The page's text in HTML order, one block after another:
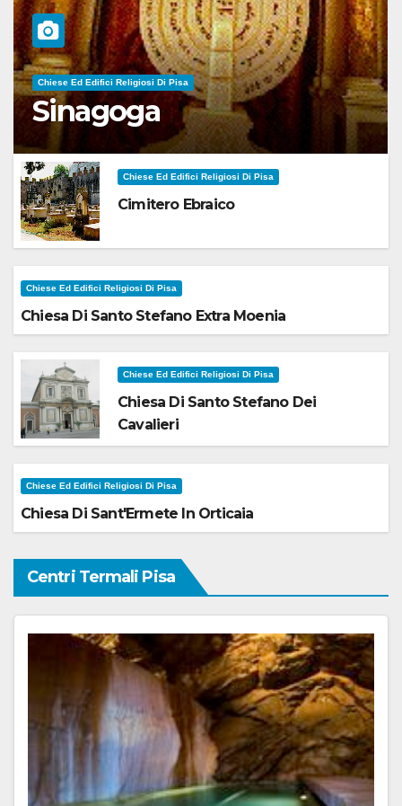
Chiese Ed Edifici Religiosi Di Pisa
Sinagoga
Chiese Ed Edifici Religiosi Di Pisa
Cimitero Ebraico
Chiese Ed Edifici Religiosi Di Pisa
Chiesa Di Santo Stefano Extra Moenia
Chiese Ed Edifici Religiosi Di Pisa
Chiesa Di Santo Stefano Dei
Cavalieri
Chiese Ed Edifici Religiosi Di Pisa
Chiesa Di Sant'Ermete In Orticaia
Centri Termali Pisa